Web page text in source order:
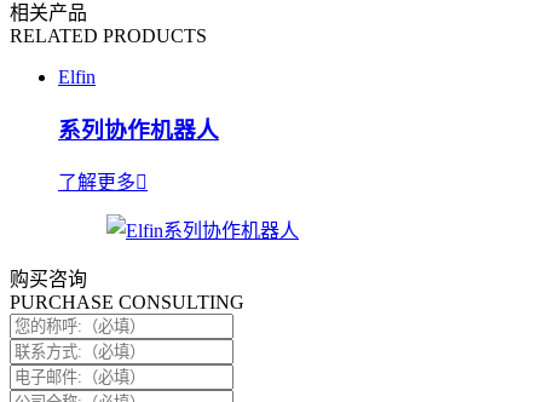
相关产品
RELATED PRODUCTS
Elfin
系列协作机器人
了解更多
购买咨询
PURCHASE CONSULTING